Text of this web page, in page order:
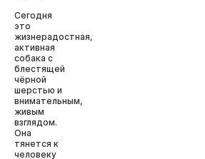
Сегодня
это
жизнерадостная,
активная
собака с
блестящей
чёрной
шерстью и
внимательным,
живым
взглядом.
Она
тянется к
человеку